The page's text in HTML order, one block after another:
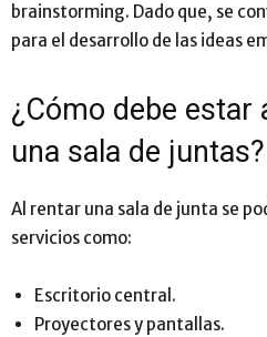
brainstorming. Dado que, se
para el desarrollo de las ideas
¿Cómo debe estar
una sala de juntas?
Al rentar una sala de junta se
servicios como:
Escritorio central.
Proyectores y pantallas.